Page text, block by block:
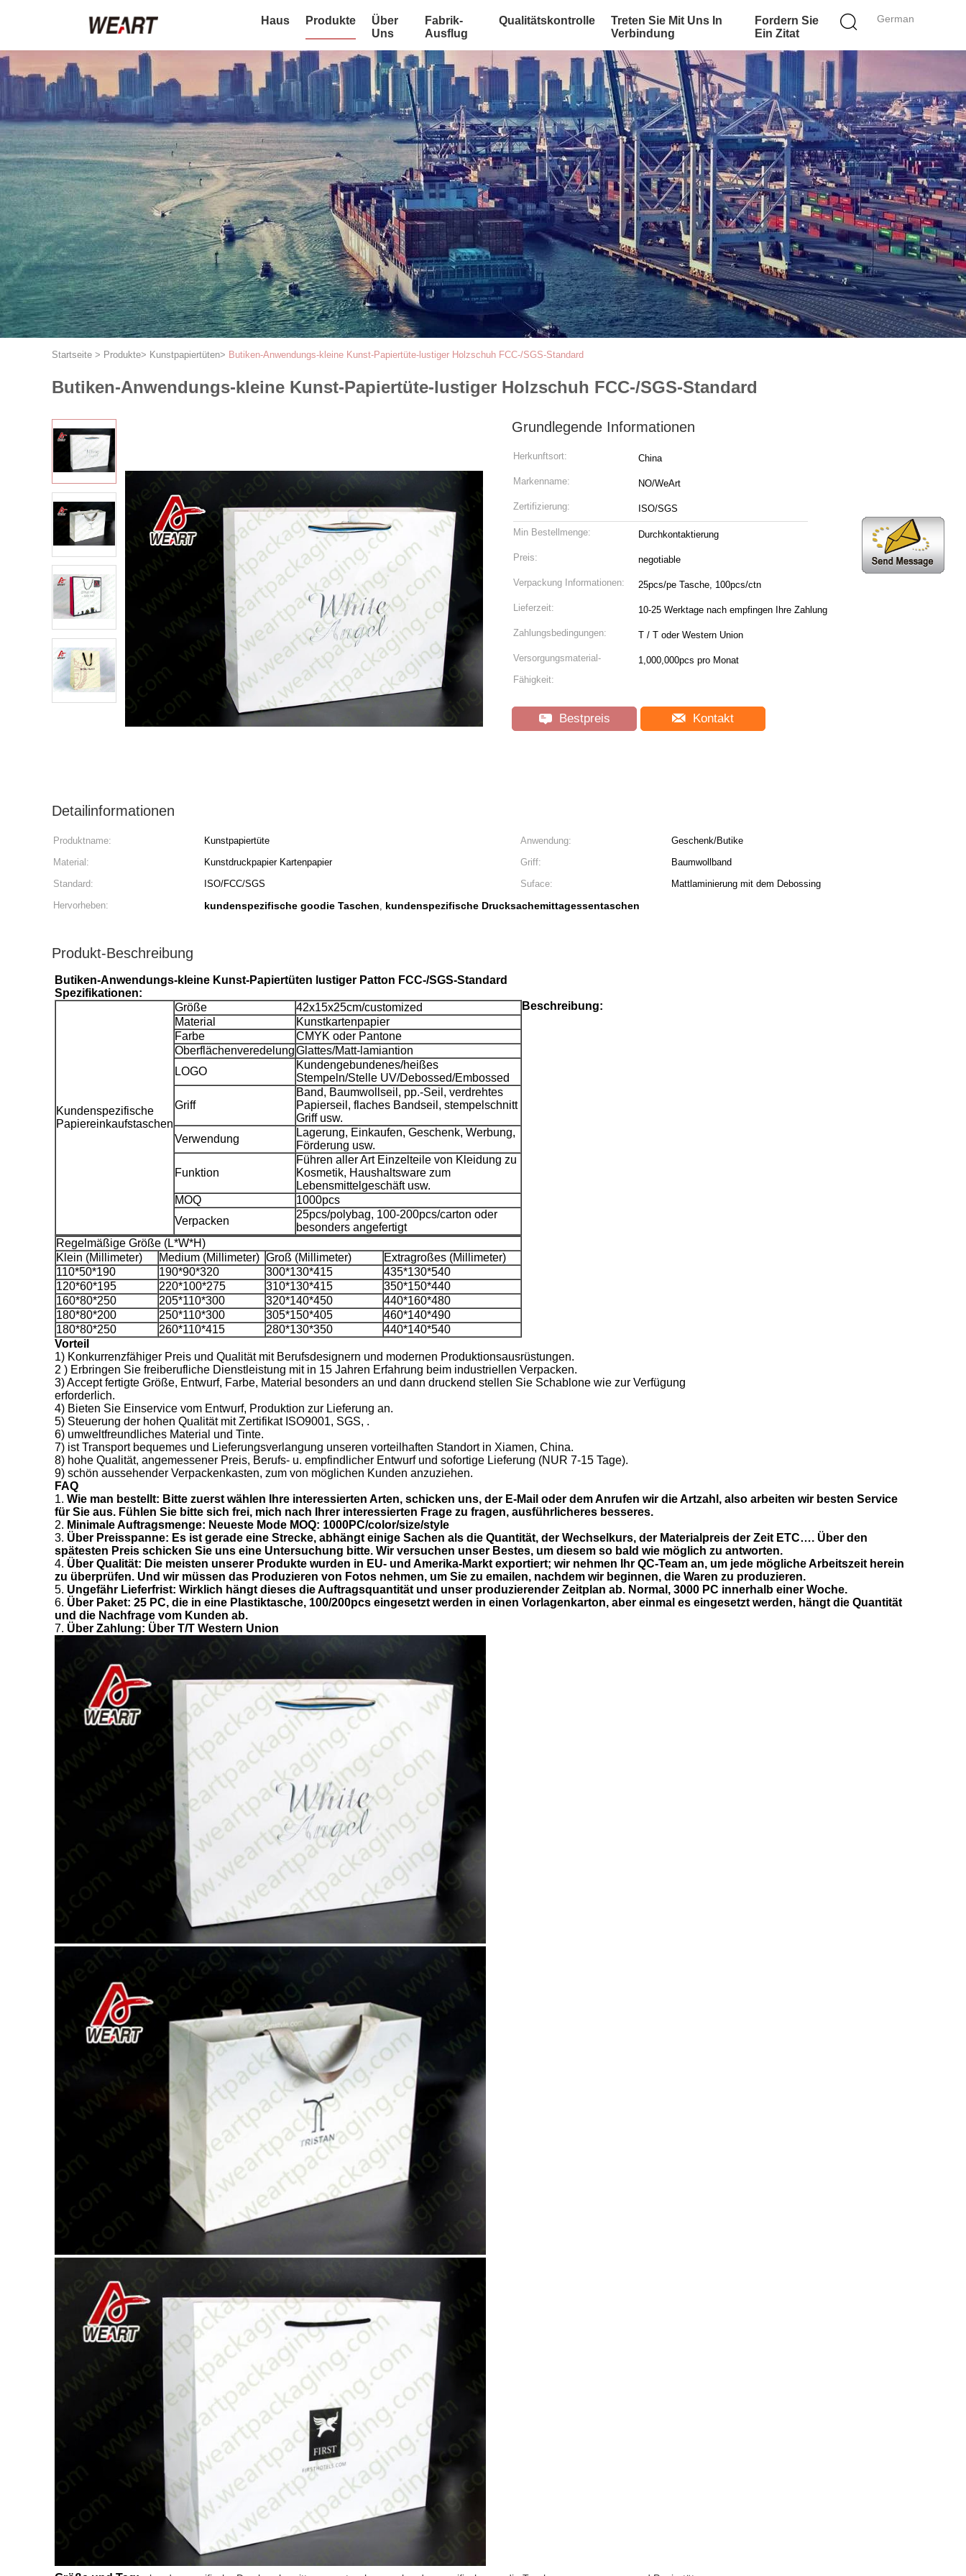
German
Haus Produkte
Über
Uns
Fabrik-
Ausflug
Qualitätskontrolle
Treten Sie Mit Uns In
Verbindung
Fordern Sie
Ein Zitat
Startseite > Produkte> Kunstpapiertüten> Butiken-Anwendungs-kleine Kunst-Papiertüte-lustiger Holzschuh FCC-/SGS-Standard
Butiken-Anwendungs-kleine Kunst-Papiertüte-lustiger Holzschuh FCC-/SGS-Standard
Grundlegende Informationen
Herkunftsort: China
Markenname: NO/WeArt
Zertifizierung: ISO/SGS
Min Bestellmenge: Durchkontaktierung
Preis: negotiable
Verpackung Informationen: 25pcs/pe Tasche, 100pcs/ctn
Lieferzeit: 10-25 Werktage nach empfingen Ihre Zahlung
Zahlungsbedingungen: T / T oder Western Union
Versorgungsmaterial-
Fähigkeit:
1,000,000pcs pro Monat
Bestpreis Kontakt
Detailinformationen
Produktname: Kunstpapiertüte Anwendung:
Geschenk/Butike
Material:
Kunstdruckpapier Kartenpapier Griff:
Baumwollband
Standard:
ISO/FCC/SGS Suface:
Mattlaminierung mit dem Debossing
Hervorheben:
kundenspezifische goodie Taschen, kundenspezifische Drucksachemittagessentaschen
Produkt-Beschreibung
Butiken-Anwendungs-kleine Kunst-Papiertüten lustiger Patton FCC-/SGS-Standard
Spezifikationen:
Kundenspezifische
Papiereinkaufstaschen
Größe
42x15x25cm/customized
Material
Kunstkartenpapier
Farbe
CMYK oder Pantone
OberflächenveredelungGlattes/Matt-lamiantion
LOGO
Kundengebundenes/heißes
Stempeln/Stelle UV/Debossed/Embossed
Griff
Band, Baumwollseil, pp.-Seil, verdrehtes
Papierseil, flaches Bandseil, stempelschnitt
Griff usw.
Verwendung
Lagerung, Einkaufen, Geschenk, Werbung,
Förderung usw.
Funktion
Führen aller Art Einzelteile von Kleidung zu
Kosmetik, Haushaltsware zum
Lebensmittelgeschäft usw.
MOQ
1000pcs
Verpacken
25pcs/polybag, 100-200pcs/carton oder
besonders angefertigt
Beschreibung:
Regelmäßige Größe (L*W*H)
Klein (Millimeter)
Medium (Millimeter) Groß (Millimeter)
Extragroßes (Millimeter)
110*50*190
190*90*320 300*130*415
435*130*540
120*60*195
220*100*275 310*130*415
350*150*440
160*80*250
205*110*300 320*140*450
440*160*480
180*80*200
250*110*300 305*150*405
460*140*490
180*80*250
260*110*415 280*130*350
440*140*540
Vorteil
1) Konkurrenzfähiger Preis und Qualität mit Berufsdesignern und modernen Produktionsausrüstungen.
2 ) Erbringen Sie freiberufliche Dienstleistung mit in 15 Jahren Erfahrung beim industriellen Verpacken.
3) Accept fertigte Größe, Entwurf, Farbe, Material besonders an und dann druckend stellen Sie Schablone wie zur Verfügung
erforderlich.
4) Bieten Sie Einservice vom Entwurf, Produktion zur Lieferung an.
5) Steuerung der hohen Qualität mit Zertifikat ISO9001, SGS, .
6) umweltfreundliches Material und Tinte.
7) ist Transport bequemes und Lieferungsverlangung unseren vorteilhaften Standort in Xiamen, China.
8) hohe Qualität, angemessener Preis, Berufs- u. empfindlicher Entwurf und sofortige Lieferung (NUR 7-15 Tage).
9) schön aussehender Verpackenkasten, zum von möglichen Kunden anzuziehen.
FAQ
1. Wie man bestellt: Bitte zuerst wählen Ihre interessierten Arten, schicken uns, der E-Mail oder dem Anrufen wir die Artzahl, also arbeiten wir besten Service
für Sie aus. Fühlen Sie bitte sich frei, mich nach Ihrer interessierten Frage zu fragen, ausführlicheres besseres.
2. Minimale Auftragsmenge: Neueste Mode MOQ: 1000PC/color/size/style
3. Über Preisspanne: Es ist gerade eine Strecke, abhängt einige Sachen als die Quantität, der Wechselkurs, der Materialpreis der Zeit ETC…. Über den
spätesten Preis schicken Sie uns eine Untersuchung bitte. Wir versuchen unser Bestes, um diesem so bald wie möglich zu antworten.
4. Über Qualität: Die meisten unserer Produkte wurden in EU- und Amerika-Markt exportiert; wir nehmen Ihr QC-Team an, um jede mögliche Arbeitszeit herein
zu überprüfen. Und wir müssen das Produzieren von Fotos nehmen, um Sie zu emailen, nachdem wir beginnen, die Waren zu produzieren.
5. Ungefähr Lieferfrist: Wirklich hängt dieses die Auftragsquantität und unser produzierender Zeitplan ab. Normal, 3000 PC innerhalb einer Woche.
6. Über Paket: 25 PC, die in eine Plastiktasche, 100/200pcs eingesetzt werden in einen Vorlagenkarton, aber einmal es eingesetzt werden, hängt die Quantität
und die Nachfrage vom Kunden ab.
7. Über Zahlung: Über T/T Western Union